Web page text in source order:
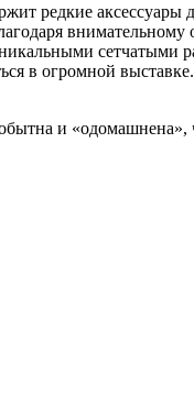
редкие аксессуары
сетчатыми
в огромной
и «одомашнена»,